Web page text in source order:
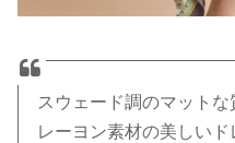
スウェード調のマットな
レーヨン素材の美しい